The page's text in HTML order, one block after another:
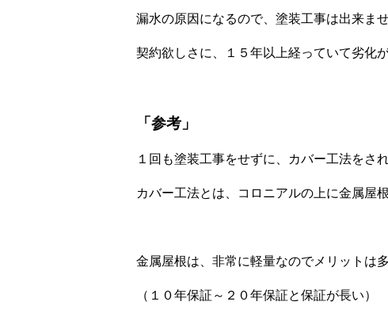
漏水の原因になるので、 塗装工事は出来ませ
契約欲しさに、１５年以上経っていて劣化
「参考」
１回も塗装工事をせずに、カバー工法をさ
カバー工法とは、コロニアルの上に金属屋
金属屋根は、非常に軽量なのでメリットは多
（１０年保証～２０年保証と保証が長い）